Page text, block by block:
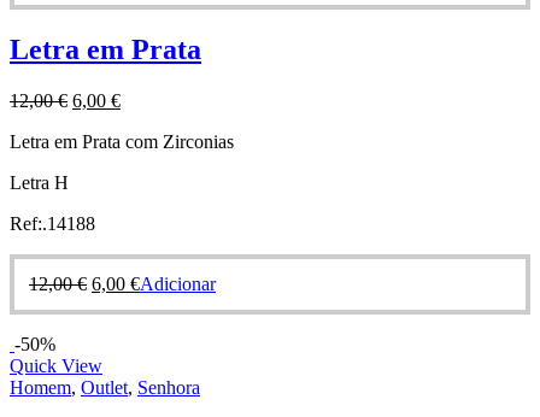
Letra em Prata
12,00€ 6,00 €
Letra em Prata com Zirconias
Letra H
Ref:.14188
12,00€ 6,00 €Adicionar
-50%
Quick View
Homem, Outlet, Senhora